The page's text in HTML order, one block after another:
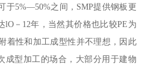
于5%—50%之间，SMP提供钢板更
－12年，当然其价格也比较PE为
着性和加工成型性并不理想，因此
成型加工的场合，大部分用于建物